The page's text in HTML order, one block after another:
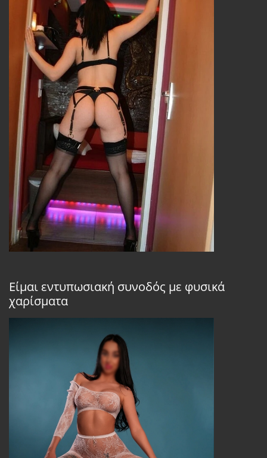
Είμαι εντυπωσιακή συνοδός με φυσικά
χαρίσματα